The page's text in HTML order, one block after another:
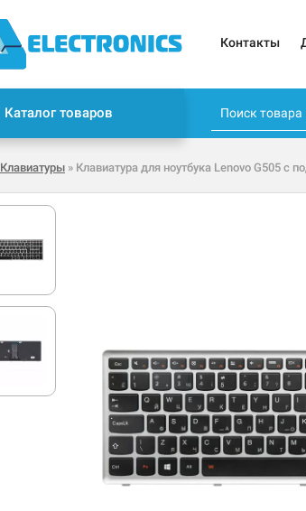
Контакты
Каталог товаров
Клавиатуры » Клавиатура для ноутбука Lenovo G505 с